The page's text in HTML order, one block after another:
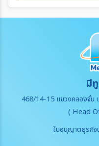
มี
468/14-15 แขวงคลองจั่น
( Head
ใบอนุญาตธุรกิจ